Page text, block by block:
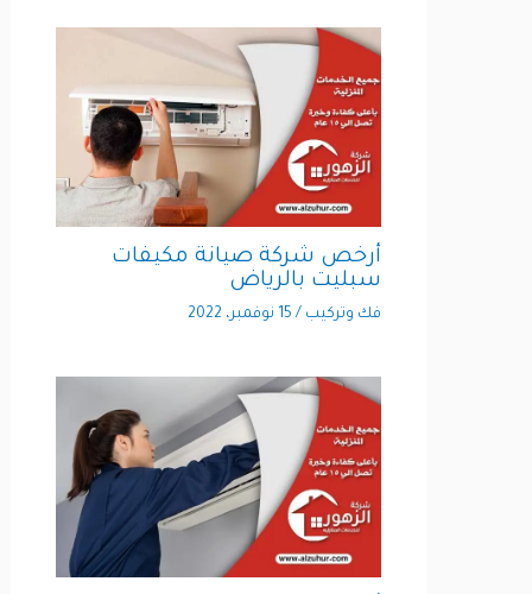
أرخص شركة صيانة مكيفات
سبليت بالرياض
فك وتركيب/15 نوفمبر، 2022